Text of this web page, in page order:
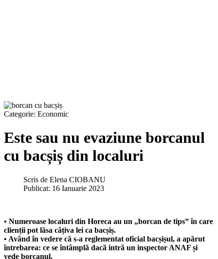
Categorie: Economic
Este sau nu evaziune borcanul
cu bacșiș din localuri
Scris de Elena CIOBANU
Publicat: 16 Ianuarie 2023
• Numeroase localuri din Horeca au un „borcan de tips” în care
clienții pot lăsa câțiva lei ca bacșiș.
• Având în vedere că s-a reglementat oficial bacșișul, a apărut
întrebarea: ce se întâmplă dacă intră un inspector ANAF și
vede borcanul.